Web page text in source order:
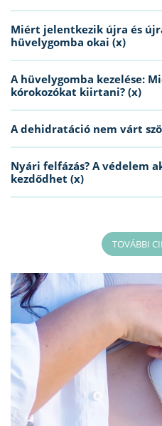
Miért jelentkezik újra és
hüvelygomba okai (x)
A hüvelygomba kezelése:
kórokozókat kiirtani? (x)
A dehidratáció nem várt
Nyári felfázás? A védelem
kezdődhet (x)
TOVÁBBI